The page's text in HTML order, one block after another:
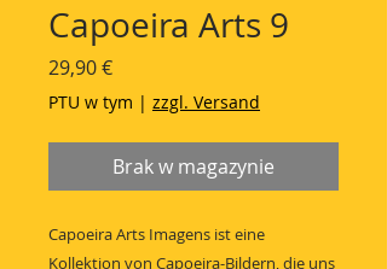
Capoeira Arts 9
29,90 €Cena
PTU w tym | zzgl. Versand
Brak w magazynie
Capoeira Arts Imagens ist eine
Kollektion von Capoeira-Bildern, die uns